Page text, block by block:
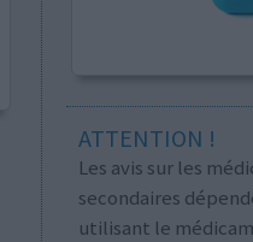
ATTENTION !
Les avis sur les
secondaires
utilisant le